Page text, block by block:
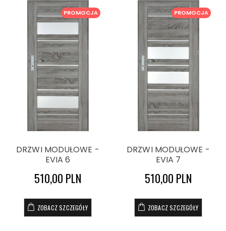
PROMOCJA
DRZWI MODUŁOWE -
EVIA 6
510,00 PLN
ZOBACZ SZCZEGÓŁY
PROMOCJA
DRZWI MODUŁOWE -
EVIA 7
510,00 PLN
ZOBACZ SZCZEGÓŁY